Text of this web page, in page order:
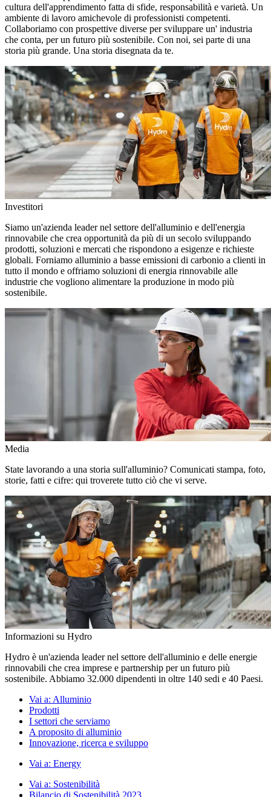
cultura dell'apprendimento fatta di sfide, responsabilità e varietà. Un
ambiente di lavoro amichevole di professionisti competenti.
Collaboriamo con prospettive diverse per sviluppare un' industria
che conta, per un futuro più sostenibile. Con noi, sei parte di una
storia più grande. Una storia disegnata da te.
Investitori
Siamo un'azienda leader nel settore dell'alluminio e dell'energia
rinnovabile che crea opportunità da più di un secolo sviluppando
prodotti, soluzioni e mercati che rispondono a esigenze e richieste
globali. Forniamo alluminio a basse emissioni di carbonio a clienti in
tutto il mondo e offriamo soluzioni di energia rinnovabile alle
industrie che vogliono alimentare la produzione in modo più
sostenibile.
Media
State lavorando a una storia sull'alluminio? Comunicati stampa, foto,
storie, fatti e cifre: qui troverete tutto ciò che vi serve.
Informazioni su Hydro
Hydro è un'azienda leader nel settore dell'alluminio e delle energie
rinnovabili che crea imprese e partnership per un futuro più
sostenibile. Abbiamo 32.000 dipendenti in oltre 140 sedi e 40 Paesi.
Vai a: Alluminio
Prodotti
I settori che serviamo
A proposito di alluminio
Innovazione, ricerca e sviluppo
Vai a: Energy
Vai a: Sostenibilità
Bilancio di Sostenibilità 2023